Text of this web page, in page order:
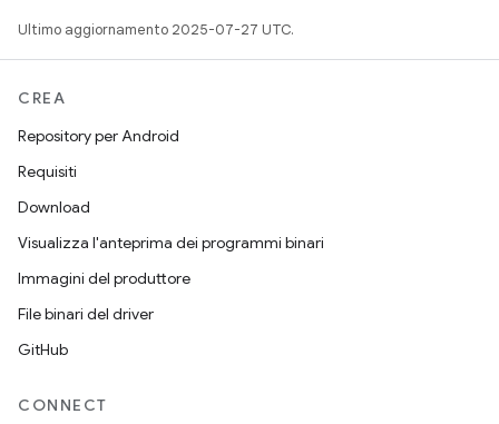
Ultimo aggiornamento 2025-07-27 UTC.
CREA
Repository per Android
Requisiti
Download
Visualizza l'anteprima dei programmi binari
Immagini del produttore
File binari del driver
GitHub
CONNECT